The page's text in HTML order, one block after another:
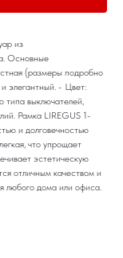
из
Основные
(размеры подробно
элегантный. - Цвет:
типа выключателей,
Рамка LIREGUS 1-
и долговечностью
что упрощает
эстетическую
отличным качеством и
любого дома или офиса.